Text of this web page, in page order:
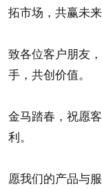
拓市场，共赢未来
致各位客户朋友
手，共创价值。
金马踏春，祝愿
利。
愿我们的产品与